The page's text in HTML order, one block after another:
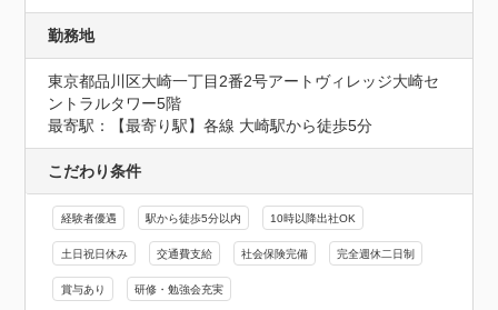
勤務地
東京都品川区大崎一丁目2番2号アートヴィレッジ大崎セ
ントラルタワー5階
最寄駅：【最寄り駅】各線 大崎駅から徒歩5分
こだわり条件
経験者優遇 駅から徒歩5分以内 10時以降出社OK
土日祝日休み 交通費支給 社会保険完備 完全週休二日制
賞与あり 研修・勉強会充実